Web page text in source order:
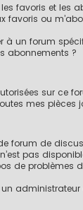
favoris et les
favoris ou
à un forum
abonnements ?
sur ce
mes pièces
forum de
pas
de problèmes
administrateur